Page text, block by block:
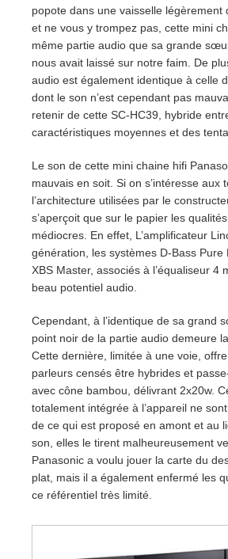
popote dans une vaisselle légèrement
et ne vous y trompez pas, cette mini
même partie audio que sa grande
nous avait laissé sur notre faim. De
audio est également identique à celle
dont le son n’est cependant pas
retenir de cette SC-HC39, hybride
caractéristiques moyennes et des
Le son de cette mini chaine hifi
mauvais en soit. Si on s’intéresse aux
l’architecture utilisées par le
s’aperçoit que sur le papier les
médiocres. En effet, L’amplificateur
génération, les systèmes D-Bass Pure
XBS Master, associés à l’équaliseur 4
beau potentiel audio.
Cependant, à l’identique de sa grand
point noir de la partie audio demeure
Cette dernière, limitée à une voie,
parleurs censés être hybrides et
avec cône bambou, délivrant 2x20w.
totalement intégrée à l’appareil ne
de ce qui est proposé en amont et au
son, elles le tirent malheureusement
Panasonic a voulu jouer la carte du
plat, mais il a également enfermé les
ce référentiel très limité.